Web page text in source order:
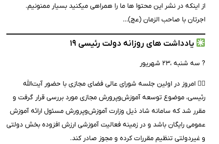
از اینکه در نشر این محتوا ها ما را همراهی میکنید بسیار ممنونیم.
اجرتان با صاحب الزمان (عج)…
یادداشت های روزانه دولت رئیسی ۱۹
? سه شنبه ،۲۳ شهریور
۱️⃣ امروز در اولین جلسه شورای عالی فضای مجازی با حضور آیت‌الله
رئیسی، موضوع توسعه آموزش‌وپرورش مجازی مورد بررسی قرار گرفت و
مقرر شد که سامانه شاد ذیل وزارت آموزش‌وپرورش مسئول ارائه آموزش
عمومی رایگان باشد و در زمینه فعالیت آموزشی ارزش افزوده بخش دولتی
و غیردولتی تنظیم مقررات کرده و مجوز صادر کند.